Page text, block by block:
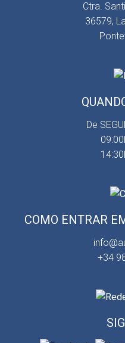
Ctra.
36579,
De
COMO ENTRAR
+34